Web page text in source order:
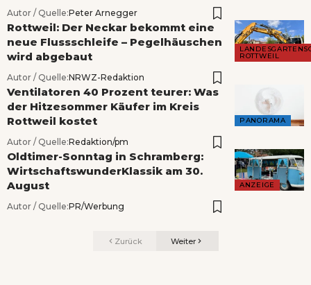
Autor / Quelle:Peter Arnegger
ROTTWEIL
Rottweil: Der Neckar bekommt eine
neue Flussschleife – Pegelhäuschen
wird abgebaut
Autor / Quelle:NRWZ-Redaktion
PANORAMA
Ventilatoren 40 Prozent teurer: Was
der Hitzesommer Käufer im Kreis
Rottweil kostet
Autor / Quelle:Redaktion/pm
ANZEIGE
Oldtimer-Sonntag in Schramberg:
WirtschaftswunderKlassik am 30.
August
Autor / Quelle:PR/Werbung
Zurück Weiter